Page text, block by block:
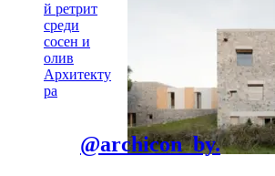
й ретрит
среди
сосен и
олив
Архитекту
ра
@archicon_by.